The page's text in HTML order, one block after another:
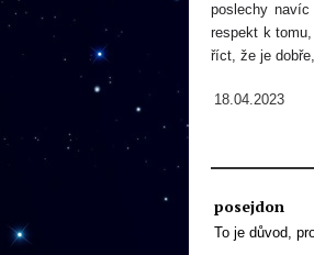
poslechy
respekt k
říct, že je
18.04.2023
posejdon
To je důvod,